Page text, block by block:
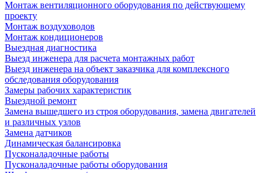
Монтаж вентиляционного оборудования по действующему
проекту
Монтаж воздуховодов
Монтаж кондиционеров
Выездная диагностика
Выезд инженера для расчета монтажных работ
Выезд инженера на объект заказчика для комплексного
обследования оборудования
Замеры рабочих характеристик
Выездной ремонт
Замена вышедшего из строя оборудования, замена двигателей
и различных узлов
Замена датчиков
Динамическая балансировка
Пусконаладочные работы
Пусконаладочные работы оборудования